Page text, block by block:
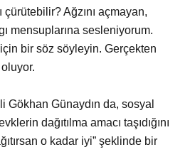
Ağzını açmayan,
mensuplarına sesleniyorum.
için bir söz söyleyin. Gerçekten
Günaydın da, sosyal
dağıtılma amacı taşıdığını
o kadar iyi” şeklinde bir